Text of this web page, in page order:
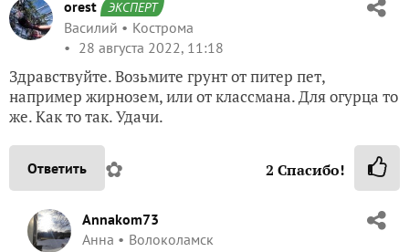
orest ЭКСПЕРТ
Василий
Кострома
28 августа 2022, 11:18
Здравствуйте. Возьмите грунт от питер пет,
например жирнозем, или от классмана. Для огурца то
же. Как то так. Удачи.
Ответить ✿ 2 Спасибо!
Annakom73
Анна
Волоколамск